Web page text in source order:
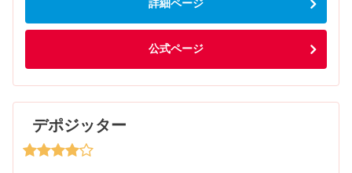
詳細ページ
公式ページ
デポジッター